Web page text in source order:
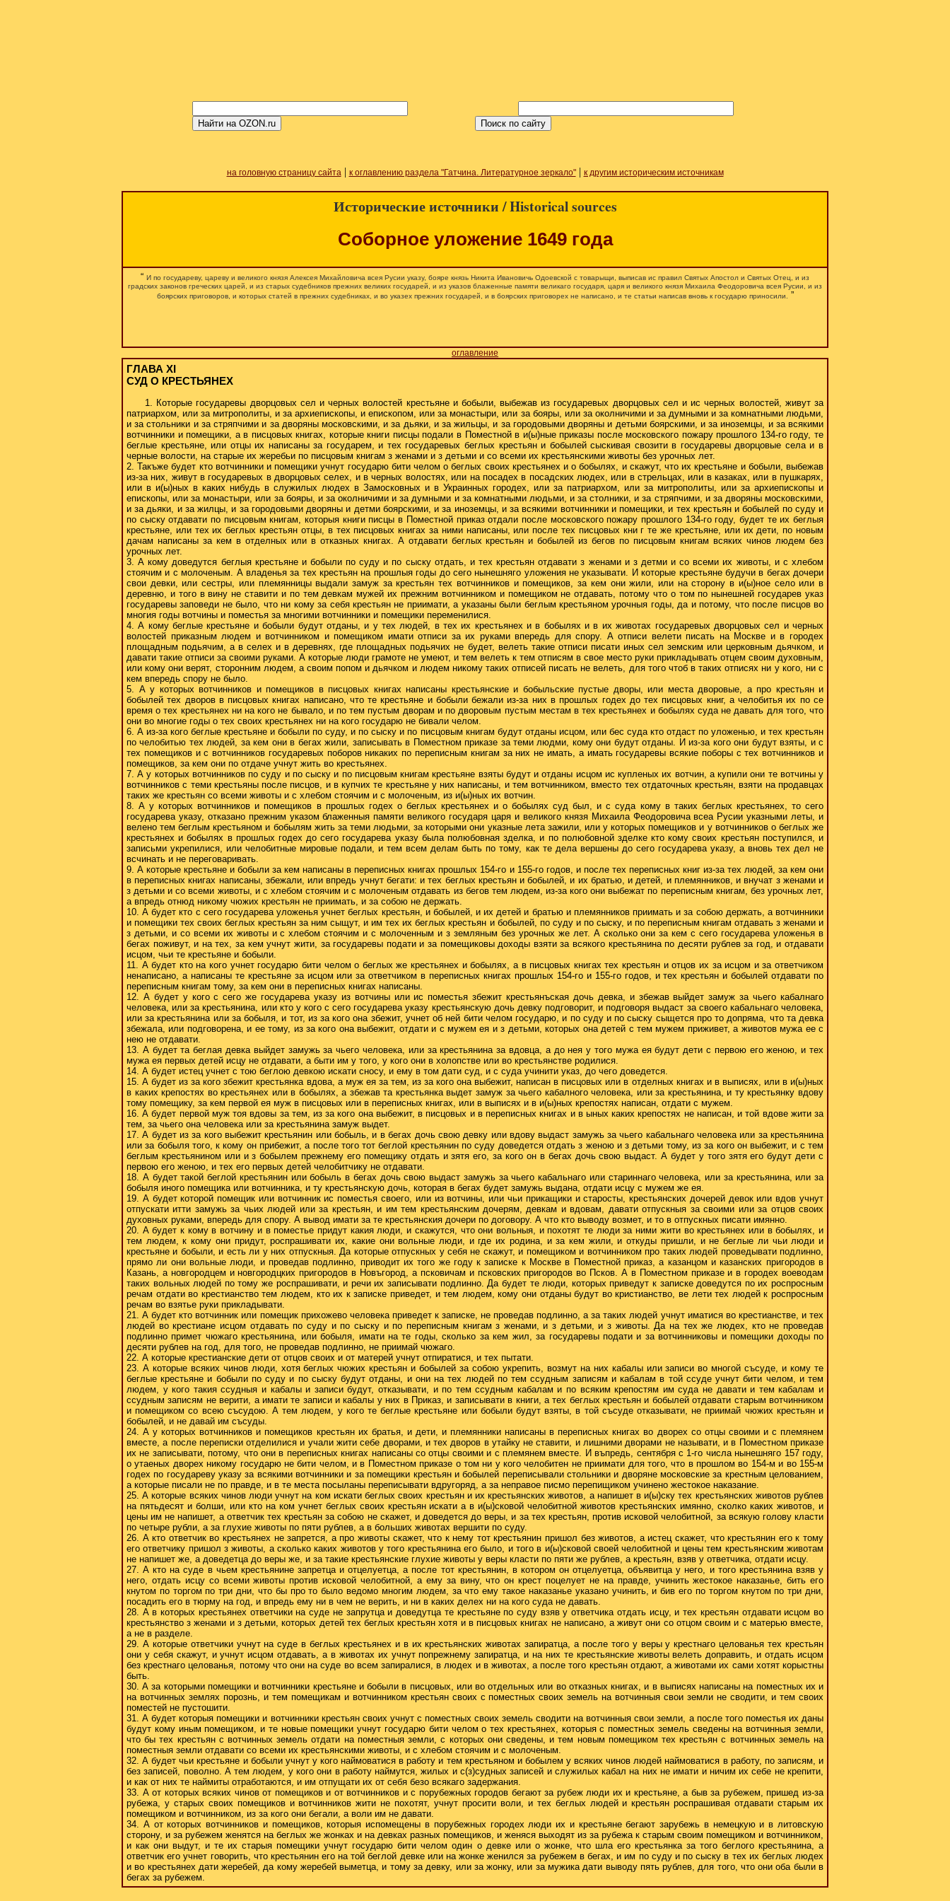
на головную страницу сайта | к оглавлению раздела "Гатчина. Литературное зеркало"| к другим историческим источникам
Исторические источники / Historical sources
Соборное уложение 1649 года
“ И по государеву, цареву и великого князя Алексея Михайловича всея Русии указу, бояре князь Никита Ивановичь Одоевской с товарыщи, выписав ис правил Святых Апостол и Святых Отец, и из
градских законов греческих царей, и из старых судебников прежних великих государей, и из указов блаженные памяти великаго государя, царя и великого князя Михаила Феодоровича всея Русии, и из
боярских приговоров, и которых статей в прежних судебниках, и во указех прежних государей, и в боярских приговорех не написано, и те статьи написав вновь к государю приносили.
”
оглавление
ГЛАВА XI
СУД О КРЕСТЬЯНEX
1. Которые государевы дворцовых сел и черных волостей крестьяне и бобыли, выбежав из государевых дворцовых сел и ис черных волостей, живут за
патриархом, или за митрополиты, и за архиепископы, и епископом, или за монастыри, или за бояры, или за околничими и за думными и за комнатными людьми,
и за стольники и за стряпчими и за дворяны московскими, и за дьяки, и за жильцы, и за городовыми дворяны и детьми боярскими, и за иноземцы, и за всякими
вотчинники и помещики, а в писцовых книгах, которые книги писцы подали в Поместной в и(ы)ные приказы после московского пожару прошлого 134-го году, те
беглые крестьяне, или отцы их написаны за государем, и тех государевых беглых крестьян и бобылей сыскивая свозити в государевы дворцовые села и в
черные волости, на старые их жеребьи по писцовым книгам з женами и з детьми и со всеми их крестьянскими животы без урочных лет.
2. Такъже будет кто вотчинники и помещики учнут государю бити челом о беглых своих крестьянех и о бобылях, и скажут, что их крестьяне и бобыли, выбежав
из-за них, живут в государевых в дворцовых селех, и в черных волостях, или на посадех в посадских людех, или в стрельцах, или в казаках, или в пушкарях,
или в и(ы)ных в каких нибудь в служилых людех в Замосковных и в Украинных городех, или за патриархом, или за митрополиты, или за архиепископы и
епископы, или за монастыри, или за бояры, и за околничими и за думными и за комнатными людьми, и за столники, и за стряпчими, и за дворяны московскими,
и за дьяки, и за жилцы, и за городовыми дворяны и детми боярскими, и за иноземцы, и за всякими вотчинники и помещики, и тех крестьян и бобылей по суду и
по сыску отдавати по писцовым книгам, которыя книги писцы в Поместной приказ отдали после московского пожару прошлого 134-го году, будет те их беглыя
крестьяне, или тех их беглых крестьян отцы, в тех писцовых книгах за ними написаны, или после тех писцовых кни г те же крестьяне, или их дети, по новым
дачам написаны за кем в отделных или в отказных книгах. А отдавати беглых крестьян и бобылей из бегов по писцовым книгам всяких чинов людем без
урочных лет.
3. А кому доведутся беглыя крестьяне и бобыли по суду и по сыску отдать, и тех крестьян отдавати з женами и з детми и со всеми их животы, и с хлебом
стоячим и с молоченым. А владенья за тех крестьян на прошлыя годы до сего нынешняго уложения не указывати. И которые крестьяне будучи в бегах дочери
свои девки, или сестры, или племянницы выдали замуж за крестьян тех вотчинников и помещиков, за кем они жили, или на сторону в и(ы)ное село или в
деревню, и того в вину не ставити и по тем девкам мужей их прежним вотчинником и помещиком не отдавать, потому что о том по нынешней государев указ
государевы заповеди не было, что ни кому за себя крестьян не приимати, а указаны были беглым крестьяном урочныя годы, да и потому, что после писцов во
многия годы вотчины и поместья за многими вотчинники и помещики переменилися.
4. А кому беглые крестьяне и бобыли будут отданы, и у тех людей, в тех их крестьянех и в бобылях и в их животах государевых дворцовых сел и черных
волостей приказным людем и вотчинником и помещиком имати отписи за их руками впередь для спору. А отписи велети писать на Москве и в городех
площадным подьячим, а в селех и в деревнях, где площадных подьячих не будет, велеть такие отписи писати иных сел земским или церковным дьячком, и
давати такие отписи за своими руками. А которые люди грамоте не умеют, и тем велеть к тем отписям в свое место руки прикладывать отцем своим духовным,
или кому они верят, сторонним людем, а своим попом и дьячком и людем никому таких отписей писать не велеть, для того чтоб в таких отписях ни у кого, ни с
кем впередь спору не было.
5. А у которых вотчинников и помещиков в писцовых книгах написаны крестьянские и бобыльские пустые дворы, или места дворовые, а про крестьян и
бобылей тех дворов в писцовых книгах написано, что те крестьяне и бобыли бежали из-за них в прошлых годех до тех писцовых книг, а челобитья их по се
время о тех крестьянех ни на кого не бывало, и по тем пустым дворам и по дворовым пустым местам в тех крестьянех и бобылях суда не давать для того, что
они во многие годы о тех своих крестьянех ни на кого государю не бивали челом.
6. А из-за кого беглые крестьяне и бобыли по суду, и по сыску и по писцовым книгам будут отданы исцом, или бес суда кто отдаст по уложенью, и тех крестьян
по челобитью тех людей, за кем они в бегах жили, записывать в Поместном приказе за теми людми, кому они будут отданы. И из-за кого они будут взяты, и с
тех помещиков и с вотчинников государевых поборов никаких по переписным книгам за них не имать, а имать государевы всякие поборы с тех вотчинников и
помещиков, за кем они по отдаче учнут жить во крестьянех.
7. А у которых вотчинников по суду и по сыску и по писцовым книгам крестьяне взяты будут и отданы исцом ис купленых их вотчин, а купили они те вотчины у
вотчинников с теми крестьяны после писцов, и в купчих те крестьяне у них написаны, и тем вотчинником, вместо тех отдаточных крестьян, взяти на продавцах
таких же крестьян со всеми животы и с хлебом стоячим и с молоченым, из и(ы)ных их вотчин.
8. А у которых вотчинников и помещиков в прошлых годех о беглых крестьянех и о бобылях суд был, и с суда кому в таких беглых крестьянех, то сего
государева указу, отказано прежним указом блаженныя памяти великого государя царя и великого князя Михаила Феодоровича всеа Русии указными леты, и
велено тем беглым крестьяном и бобылям жить за теми людьми, за которыми они указные лета зажили, или у которых помещиков и у вотчинников о беглых же
крестьянех и бобылях в прошлых годех до сего государева указу была полюбовная зделка, и по полюбовной зделке кто кому своих крестьян поступился, и
записьми укрепилися, или челобитные мировые подали, и тем всем делам быть по тому, как те дела вершены до сего государева указу, а вновь тех дел не
всчинать и не переговаривать.
9. А которые крестьяне и бобыли за кем написаны в переписных книгах прошлых 154-го и 155-го годов, и после тех переписных книг из-за тех людей, за кем они
в переписных книгах написаны, збежали, или впредь учнут бегати: и тех беглых крестьян и бобылей, и их братью, и детей, и племянников, и внучат з женами и
з детьми и со всеми животы, и с хлебом стоячим и с молоченым отдавать из бегов тем людем, из-за кого они выбежат по переписным книгам, без урочных лет,
а впредь отнюд никому чюжих крестьян не приимать, и за собою не держать.
10. А будет кто с сего государева уложенья учнет беглых крестьян, и бобылей, и их детей и братью и племянников приимать и за собою держать, а вотчинники
и помещики тех своих беглых крестьян за ним сыщут, и им тех их беглых крестьян и бобылей, по суду и по сыску, и по переписным книгам отдавать з женами и
з детьми, и со всеми их животы и с хлебом стоячим и с молоченным и з земляным без урочных же лет. А сколько они за кем с сего государева уложенья в
бегах поживут, и на тех, за кем учнут жити, за государевы подати и за помещиковы доходы взяти за всякого крестьянина по десяти рублев за год, и отдавати
исцом, чьи те крестьяне и бобыли.
11. А будет кто на кого учнет государю бити челом о беглых же крестьянех и бобылях, а в писцовых книгах тех крестьян и отцов их за исцом и за ответчиком
ненаписано, а написаны те крестьяне за исцом или за ответчиком в переписных книгах прошлых 154-го и 155-го годов, и тех крестьян и бобылей отдавати по
переписным книгам тому, за кем они в переписных книгах написаны.
12. А будет у кого с сего же государева указу из вотчины или ис поместья збежит крестьянъская дочь девка, и збежав выйдет замуж за чьего кабалнаго
человека, или за крестьянина, или кто у кого с сего государева указу крестьянскую дочь девку подговорит, и подговоря выдаст за своего кабальнаго человека,
или за крестьянина или за бобыля, и тот, из за кого она збежит, учнет об ней бити челом государю, и по суду и по сыску сыщется про то допряма, что та девка
збежала, или подговорена, и ее тому, из за кого она выбежит, отдати и с мужем ея и з детьми, которых она детей с тем мужем приживет, а животов мужа ее с
нею не отдавати.
13. А будет та беглая девка выйдет замужь за чьего человека, или за крестьянина за вдовца, а до нея у того мужа ея будут дети с первою его женою, и тех
мужа ея первых детей исцу не отдавати, а быти им у того, у кого они в холопстве или во крестьянстве родилися.
14. А будет истец учнет с тою беглою девкою искати сносу, и ему в том дати суд, и с суда учинити указ, до чего доведется.
15. А будет из за кого збежит крестьянка вдова, а муж ея за тем, из за кого она выбежит, написан в писцовых или в отделных книгах и в выписях, или в и(ы)ных
в каких крепостях во крестьянех или в бобылях, а збежав та крестьянка выдет замуж за чьего кабалного человека, или за крестьянина, и ту крестьянку вдову
тому помещику, за кем первой ея муж в писцовых или в переписных книгах, или в выписях и в и(ы)ных крепостях написан, отдати с мужем.
16. А будет первой муж тоя вдовы за тем, из за кого она выбежит, в писцовых и в переписных книгах и в ыных каких крепостях не написан, и той вдове жити за
тем, за чьего она человека или за крестьянина замуж выдет.
17. А будет из за кого выбежит крестьянин или бобыль, и в бегах дочь свою девку или вдову выдаст замужь за чьего кабальнаго человека или за крестьянина
или за бобыля того, к кому он прибежит, а после того тот беглой крестьянин по суду доведется отдать з женою и з детьми тому, из за кого он выбежит, и с тем
беглым крестьянином или и з бобылем прежнему его помещику отдать и зятя его, за кого он в бегах дочь свою выдаст. А будет у того зятя его будут дети с
первою его женою, и тех его первых детей челобитчику не отдавати.
18. А будет такой беглой крестьянин или бобыль в бегах дочь свою выдаст замужь за чьего кабальнаго или стариннаго человека, или за крестьянина, или за
бобыля иного помещика или вотчинника, и ту крестьянскую дочь, которая в бегах будет замужь выдана, отдати исцу с мужем же ея.
19. А будет которой помещик или вотчинник ис поместья своего, или из вотчины, или чьи прикащики и старосты, крестьянских дочерей девок или вдов учнут
отпускати итти замужь за чьих людей или за крестьян, и им тем крестьянским дочерям, девкам и вдовам, давати отпускныя за своими или за отцов своих
духовных руками, впередь для спору. А вывод имати за те крестьянския дочери по договору. А что кто выводу возмет, и то в отпускных писати имянно.
20. А будет к кому в вотчину и в поместье придут какия люди, и скажутся, что они вольныя, и похотят те люди за ними жити во крестьянех или в бобылях, и
тем людем, к кому они придут, роспрашивати их, какие они вольные люди, и где их родина, и за кем жили, и откуды пришли, и не беглые ли чьи люди и
крестьяне и бобыли, и есть ли у них отпускныя. Да которые отпускных у себя не скажут, и помещиком и вотчинником про таких людей проведывати подлинно,
прямо ли они вольные люди, и проведав подлинно, приводит их того же году к записке к Москве в Поместной приказ, а казанцом и казанских пригородов в
Казань, а новгородцем и новгородцких пригородов в Новъгород, а псковичам и псковских пригородов во Псков. А в Поместном приказе и в городех воеводам
таких вольных людей по тому же роспрашивати, и речи их записывати подлинно. Да будет те люди, которых приведут к записке доведутся по их роспросным
речам отдати во крестианство тем людем, кто их к записке приведет, и тем людем, кому они отданы будут во кристианство, ве лети тех людей к роспросным
речам во взятье руки прикладывати.
21. А будет кто вотчинник или помещик прихожево человека приведет к записке, не проведав подлинно, а за таких людей учнут иматися во крестианстве, и тех
людей во крестиане исцом отдавать по суду и по сыску и по переписным книгам з женами, и з детьми, и з животы. Да на тех же людех, кто не проведав
подлинно примет чюжаго крестьянина, или бобыля, имати на те годы, сколько за кем жил, за государевы подати и за вотчинниковы и помещики доходы по
десяти рублев на год, для того, не проведав подлинно, не приимай чюжаго.
22. А которые крестианские дети от отцов своих и от матерей учнут отпиратися, и тех пытати.
23. А которые всяких чинов люди, хотя беглых чюжих крестьян и бобылей за собою укрепить, возмут на них кабалы или записи во многой съсуде, и кому те
беглые крестьяне и бобыли по суду и по сыску будут отданы, и они на тех людей по тем ссудным записям и кабалам в той ссуде учнут бити челом, и тем
людем, у кого такия ссудныя и кабалы и записи будут, отказывати, и по тем ссудным кабалам и по всяким крепостям им суда не давати и тем кабалам и
ссудным записям не верити, а имати те записи и кабалы у них в Приказ, и записывати в книги, а тех беглых крестьян и бобылей отдавати старым вотчинником
и помещиком со всею съсудою. А тем людем, у кого те беглые крестьяне или бобыли будут взяты, в той съсуде отказывати, не приимай чюжих крестьян и
бобылей, и не давай им съсуды.
24. А у которых вотчинников и помещиков крестьян их братья, и дети, и племянники написаны в переписных книгах во дворех со отцы своими и с племянем
вместе, а после переписки отделилися и учали жити себе дворами, и тех дворов в утайку не ставити, и лишними дворами не называти, и в Поместном приказе
их не записывати, потому, что они в переписных книгах написаны со отцы своими и с племянем вместе. И въпредь, сентября с 1-го числа нынешняго 157 году,
о утаеных дворех никому государю не бити челом, и в Поместном приказе о том ни у кого челобитен не приимати для того, что в прошлом во 154-м и во 155-м
годех по государеву указу за всякими вотчинники и за помещики крестьян и бобылей переписывали стольники и дворяне московские за крестным целованием,
а которые писали не по правде, и в те места посыланы переписывати вдругоряд, а за неправое писмо перепищиком учинено жестокое наказание.
25. А которые всяких чинов люди учнут на ком искати беглых своих крестьян и их крестьянских животов, а напишет в и(ы)ску тех крестьянских животов рублев
на пятьдесят и болши, или кто на ком учнет беглых своих крестьян искати а в и(ы)сковой челобитной животов крестьянских имянно, сколко каких животов, и
цены им не напишет, а ответчик тех крестьян за собою не скажет, и доведется до веры, и за тех крестьян, против исковой челобитной, за всякую голову класти
по четыре рубли, а за глухие животы по пяти рублев, а в больших животах вершити по суду.
26. А кто ответчик во крестьянех не запрется, а про животы скажет, что к нему тот крестьянин пришол без животов, а истец скажет, что крестьянин его к тому
его ответчику пришол з животы, а сколько каких животов у того крестьянина его было, и того в и(ы)сковой своей челобитной и цены тем крестьянским животам
не напишет же, а доведетца до веры же, и за такие крестьянские глухие животы у веры класти по пяти же рублев, а крестьян, взяв у ответчика, отдати исцу.
27. А кто на суде в чьем крестьянине запретца и отцелуетца, а после тот крестьянин, в котором он отцелуетца, объявитца у него, и того крестьянина взяв у
него, отдать исцу со всеми животы против исковой челобитной, а ему за вину, что он крест поцелует не на правде, учинить жестокое наказанье, бить его
кнутом по торгом по три дни, что бы про то было ведомо многим людем, за что ему такое наказанье указано учинить, и бив его по торгом кнутом по три дни,
посадить его в тюрму на год, и впредь ему ни в чем не верить, и ни в каких делех ни на кого суда не давать.
28. А в которых крестьянех ответчики на суде не запрутца и доведутца те крестьяне по суду взяв у ответчика отдать исцу, и тех крестьян отдавати исцом во
крестьянство з женами и з детьми, которых детей тех беглых крестьян хотя и в писцовых книгах не написано, а живут они со отцом своим и с матерью вместе,
а не в разделе.
29. А которые ответчики учнут на суде в беглых крестьянех и в их крестьянских животах запиратца, а после того у веры у крестнаго целованья тех крестьян
они у себя скажут, и учнут исцом отдавать, а в животах их учнут попрежнему запиратца, и на них те крестьянские животы велеть доправить, и отдать исцом
без крестнаго целованья, потому что они на суде во всем запиралися, в людех и в животах, а после того крестьян отдают, а животами их сами хотят корыстны
быть.
30. А за которыми помещики и вотчинники крестьяне и бобыли в писцовых, или во отдельных или во отказных книгах, и в выписях написаны на поместных их и
на вотчинных землях порознь, и тем помещикам и вотчинником крестьян своих с поместных своих земель на вотчинныя свои земли не сводити, и тем своих
поместей не пустошити.
31. А будет которыя помещики и вотчинники крестьян своих учнут с поместных своих земель сводити на вотчинныя свои земли, а после того поместья их даны
будут кому иным помещиком, и те новые помещики учнут государю бити челом о тех крестьянех, которыя с поместных земель сведены на вотчинныя земли,
что бы тех крестьян с вотчинных земель отдати на поместныя земли, с которых они сведены, и тем новым помещиком тех крестьян с вотчинных земель на
поместныя земли отдавати со всеми их крестьянскими животы, и с хлебом стоячим и с молоченым.
32. А будет чьи крестьяне и бобыли учнут у кого наймоватися в работу и тем крестьяном и бобылем у всяких чинов людей наймоватися в работу, по записям, и
без записей, поволно. А тем людем, у кого они в работу наймутся, жилых и с(з)судных записей и служилых кабал на них не имати и ничим их себе не крепити,
и как от них те наймиты отработаются, и им отпущати их от себя безо всякаго задержания.
33. А от которых всяких чинов от помещиков и от вотчинников и с порубежных городов бегают за рубеж люди их и крестьяне, а быв за рубежем, пришед из-за
рубежа, у старых своих помещиков и вотчинников жити не похотят, учнут просити воли, и тех беглых людей и крестьян роспрашивая отдавати старым их
помещиком и вотчинником, из за кого они бегали, а воли им не давати.
34. А от которых вотчинников и помещиков, которыя испомещены в порубежных городех люди их и крестьяне бегают зарубежь в немецкую и в литовскую
сторону, и за рубежем женятся на беглых же жонках и на девках разных помещиков, и женяся выходят из за рубежа к старым своим помещиком и вотчинником,
и как они выдут, и те их старыя помещики учнут государю бити челом один о девке или о жонке, что шла его крестьянка за того беглого крестьянина, а
ответчик его учнет говорить, что крестьянин его на той беглой девке или на жонке женился за рубежем в бегах, и им по суду и по сыску в тех их беглых людех
и во крестьянех дати жеребей, да кому жеребей выметца, и тому за девку, или за жонку, или за мужика дати выводу пять рублев, для того, что они оба были в
бегах за рубежем.